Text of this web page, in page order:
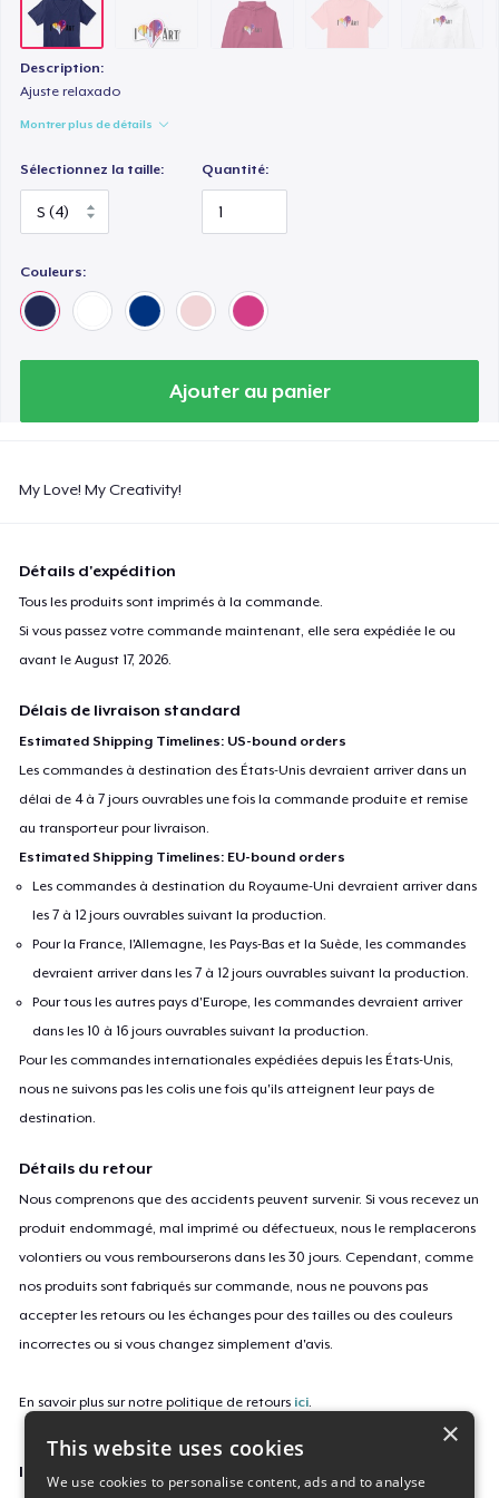
Description:
Ajuste relaxado
Montrer plus de détails
Sélectionnez la taille: Quantité:
Couleurs:
Ajouter au panier
My Love! My Creativity!
Détails d'expédition
Tous les produits sont imprimés à la commande.
Si vous passez votre commande maintenant, elle sera expédiée le ou
avant leAugust 17, 2026.
Délais de livraison standard
Estimated Shipping Timelines: US-bound orders
Les commandes à destination des États-Unis devraient arriver dans un
délai de 4 à 7 jours ouvrables une fois la commande produite et remise
au transporteur pour livraison.
Estimated Shipping Timelines: EU-bound orders
Les commandes à destination du Royaume-Uni devraient arriver dans
les 7 à 12 jours ouvrables suivant la production.
Pour la France, l'Allemagne, les Pays-Bas et la Suède, les commandes
devraient arriver dans les 7 à 12 jours ouvrables suivant la production.
Pour tous les autres pays d'Europe, les commandes devraient arriver
dans les 10 à 16 jours ouvrables suivant la production.
Pour les commandes internationales expédiées depuis les États-Unis,
nous ne suivons pas les colis une fois qu'ils atteignent leur pays de
destination.
Détails du retour
Nous comprenons que des accidents peuvent survenir. Si vous recevez un
produit endommagé, mal imprimé ou défectueux, nous le remplacerons
volontiers ou vous rembourserons dans les 30 jours. Cependant, comme
nos produits sont fabriqués sur commande, nous ne pouvons pas
accepter les retours ou les échanges pour des tailles ou des couleurs
incorrectes ou si vous changez simplement d'avis.
En savoir plus sur notre politique de retours ici.
ID campagne
×
This website uses cookies
We use cookies to personalise content, ads and to analyse